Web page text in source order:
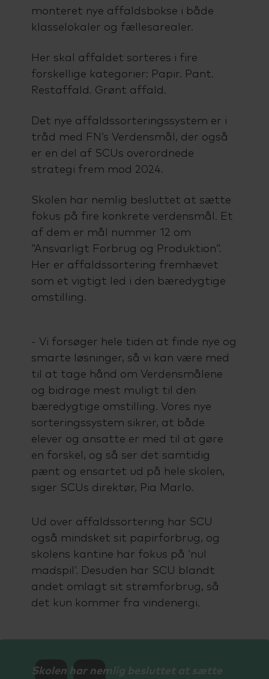
monteret nye affaldsbokse i både
klasselokaler og fællesarealer.
Her skal affaldet sorteres i fire
forskellige kategorier: Papir. Pant.
Restaffald. Grønt affald.
Det nye affaldssorteringssystem er i
tråd med FN’s Verdensmål, der også
er en del af SCUs overordnede
strategi frem mod 2024.
Skolen har nemlig besluttet at sætte
fokus på fire konkrete verdensmål. Et
af dem er mål nummer 12 om
”Ansvarligt Forbrug og Produktion”.
Her er affaldssortering fremhævet
som et vigtigt led i den bæredygtige
omstilling.
- Vi forsøger hele tiden at finde nye og
smarte løsninger, så vi kan være med
til at tage hånd om Verdensmålene
og bidrage mest muligt til den
bæredygtige omstilling. Vores nye
sorteringssystem sikrer, at både
elever og ansatte er med til at gøre
en forskel, og så ser det samtidig
pænt og ensartet ud på hele skolen,
siger SCUs direktør, Pia Marlo.
Ud over affaldssortering har SCU
også mindsket sit papirforbrug, og
skolens kantine har fokus på ’nul
madspil’. Desuden har SCU blandt
andet omlagt sit strømforbrug, så
det kun kommer fra vindenergi.
Skolen har nemlig besluttet at sætte